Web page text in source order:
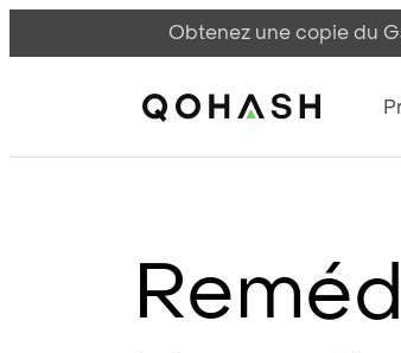
Obtenez une copie du
Main Logo